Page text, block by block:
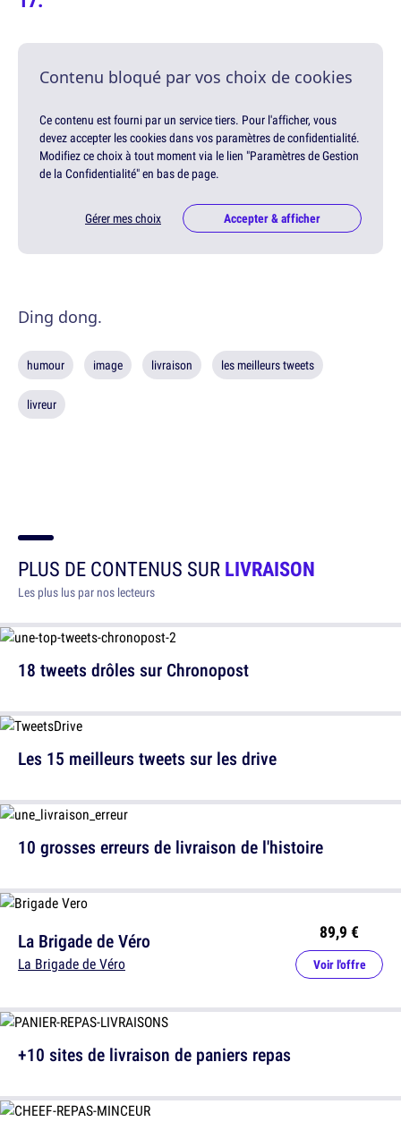
Contenu bloqué par vos choix de cookies
Ce contenu est fourni par un service tiers. Pour l'afficher, vous
devez accepter les cookies dans vos paramètres de confidentialité.
Modifiez ce choix à tout moment via le lien "Paramètres de Gestion
de la Confidentialité" en bas de page.
Gérer mes choix Accepter & afficher
Ding dong.
humour image livraison les meilleurs tweets
livreur
PLUS DE CONTENUS SURLIVRAISON
Les plus lus par nos lecteurs
18 tweets drôles sur Chronopost
Les 15 meilleurs tweets sur les drive
La Brigade de Véro
La Brigade de Véro
89,9 €
Voir l'offre
10 grosses erreurs de livraison de l'histoire
+10 sites de livraison de paniers repas